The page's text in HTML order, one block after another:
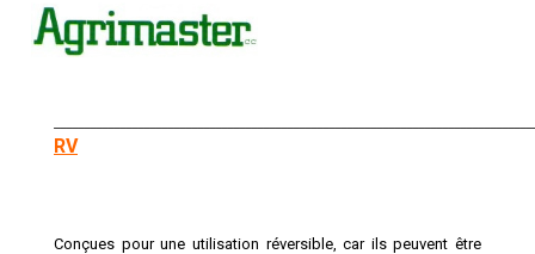
RV
Conçues pour une utilisation réversible, car ils peuvent être